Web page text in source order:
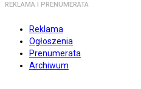
REKLAMA I PRENUMERATA
Reklama
Ogłoszenia
Prenumerata
Archiwum